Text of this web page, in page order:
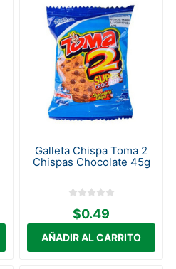
Galleta Chispa Toma 2
Chispas Chocolate 45g
$0.49